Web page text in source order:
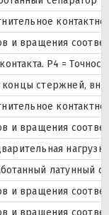
и вращения
P4 =
стержней,
и вращения
латунный
и вращения
и вращения